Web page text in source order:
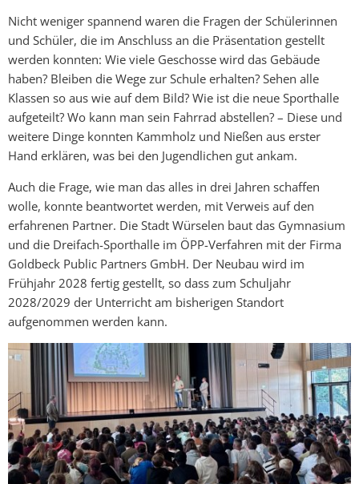
Nicht weniger spannend waren die Fragen der Schülerinnen
und Schüler, die im Anschluss an die Präsentation gestellt
werden konnten: Wie viele Geschosse wird das Gebäude
haben? Bleiben die Wege zur Schule erhalten? Sehen alle
Klassen so aus wie auf dem Bild? Wie ist die neue Sporthalle
aufgeteilt? Wo kann man sein Fahrrad abstellen? – Diese und
weitere Dinge konnten Kammholz und Nießen aus erster
Hand erklären, was bei den Jugendlichen gut ankam.
Auch die Frage, wie man das alles in drei Jahren schaffen
wolle, konnte beantwortet werden, mit Verweis auf den
erfahrenen Partner. Die Stadt Würselen baut das Gymnasium
und die Dreifach-Sporthalle im ÖPP-Verfahren mit der Firma
Goldbeck Public Partners GmbH. Der Neubau wird im
Frühjahr 2028 fertig gestellt, so dass zum Schuljahr
2028/2029 der Unterricht am bisherigen Standort
aufgenommen werden kann.